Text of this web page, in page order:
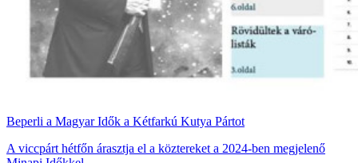
Beperli a Magyar Idők a Kétfarkú Kutya Pártot
A viccpárt hétfőn árasztja el a köztereket a 2024-ben megjelenő